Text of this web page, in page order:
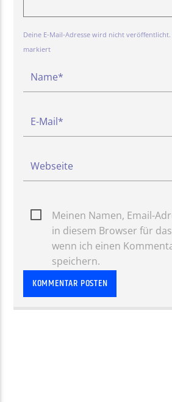
Deine E-Mail-Adresse wird nicht
markiert
Meinen Namen, Email-
in diesem Browser für
wenn ich einen
speichern.